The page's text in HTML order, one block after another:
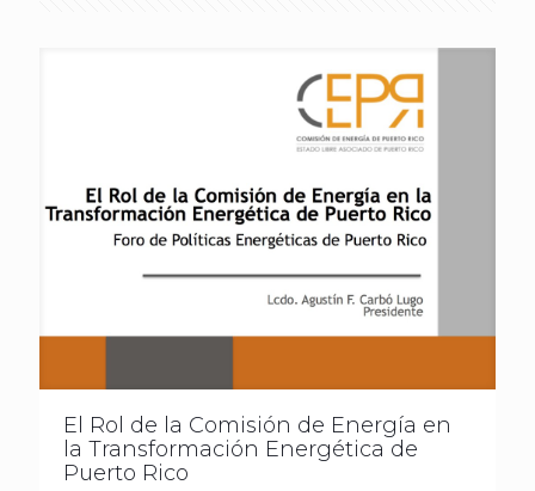
El Rol de la Comisión de Energía en
la Transformación Energética de
Puerto Rico